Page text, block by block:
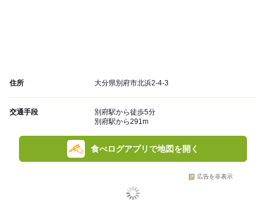
住所 大分県別府市北浜2-4-3
交通手段
別府駅から徒歩5分
別府駅から291m
食べログアプリで地図を開く
広告を非表示